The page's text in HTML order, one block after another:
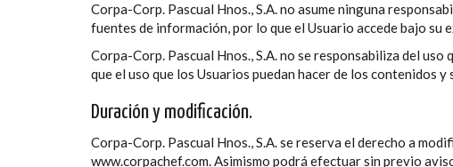
Corpa-Corp. Pascual Hnos., S.A. no asume ninguna
fuentes de información, por lo que el Usuario accede bajo su
Corpa-Corp. Pascual Hnos., S.A. no se responsabiliza del
que el uso que los Usuarios puedan hacer de los contenidos
Duración y modificación.
Corpa-Corp. Pascual Hnos., S.A. se reserva el derecho a
www.corpachef.com. Asimismo podrá efectuar sin previo